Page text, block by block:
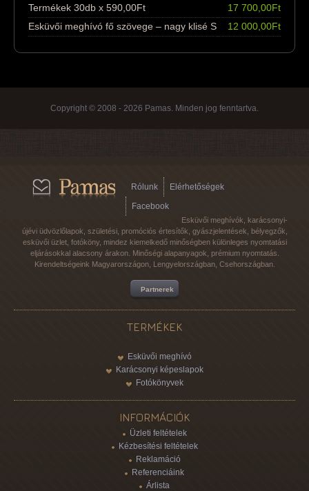
Termékek 30db x 590,00Ft
17 700,00Ft
Esküvői meghívó fő szövege – nagy klisé S
12 000,00Ft
Copyright © 2008 - 2026 Pamas. Minden jog fenntartva.
Rólunk
Elérhetőségek
Facebook
Esküvői meghívók, karácsonyi-
újévi üdvözlőlapok, születési, promóciós értesítők, gyászjelentések, bélyegzők,
esküvői üzlet, fotóköny, mindez kiemelkedő minőségben különleges nyomtatási
eljárásokkal alacsony árakon. Minőségi alapanyagok, prémium nyomtatás.
Kirendeltségeink Magyarországon, Lengyelországban, Csehországban.
Partnerek
TERMÉKEK
Esküvői meghívó
Karácsonyi képeslapok
Fotókönyvek
INFORMÁCIÓK
Üzleti feltételek
Kézbesítési feltételek
Reklamáció
Referenciáink
Árlista